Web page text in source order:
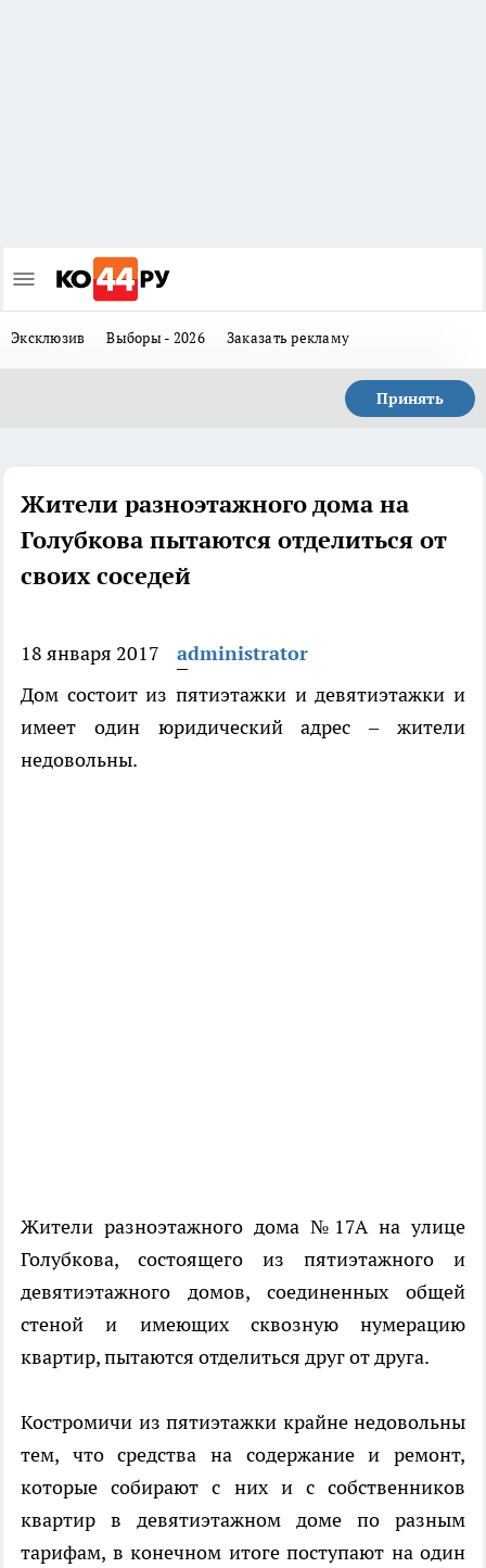
Эксклюзив Выборы - 2026 Заказать рекламу
Принять
Жители разноэтажного дома на
Голубкова пытаются отделиться от
своих соседей
18 января 2017
administrator
Дом состоит из пятиэтажки и девятиэтажки и
имеет один юридический адрес – жители
недовольны.
Жители разноэтажного дома №17А на улице
Голубкова, состоящего из пятиэтажного и
девятиэтажного домов, соединенных общей
стеной и имеющих сквозную нумерацию
квартир, пытаются отделиться друг от друга.
Костромичи из пятиэтажки крайне недовольны
тем, что средства на содержание и ремонт,
которые собирают с них и с собственников
квартир в девятиэтажном доме по разным
тарифам, в конечном итоге поступают на один